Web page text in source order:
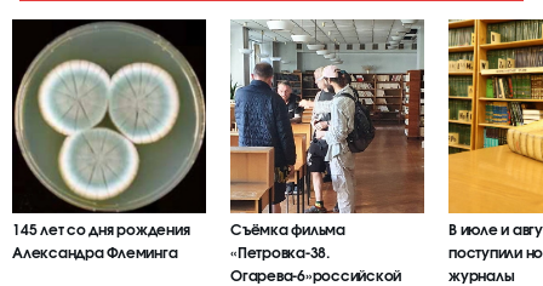
145 лет со дня рождения
Александра Флеминга
Съёмка фильма
«Петровка-38.
Огарева-6»российской
В июле и
поступили
журналы